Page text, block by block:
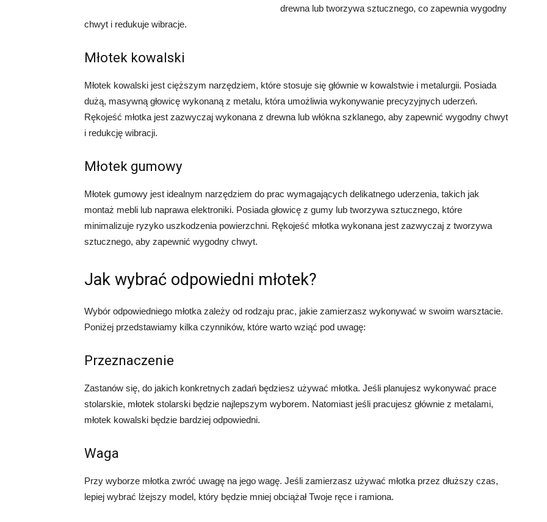
drewna lub tworzywa sztucznego, co zapewnia wygodny
chwyt i redukuje wibracje.
Młotek kowalski
Młotek kowalski jest cięższym narzędziem, które stosuje się głównie w kowalstwie i metalurgii. Posiada
dużą, masywną głowicę wykonaną z metalu, która umożliwia wykonywanie precyzyjnych uderzeń.
Rękojeść młotka jest zazwyczaj wykonana z drewna lub włókna szklanego, aby zapewnić wygodny chwyt
i redukcję wibracji.
Młotek gumowy
Młotek gumowy jest idealnym narzędziem do prac wymagających delikatnego uderzenia, takich jak
montaż mebli lub naprawa elektroniki. Posiada głowicę z gumy lub tworzywa sztucznego, które
minimalizuje ryzyko uszkodzenia powierzchni. Rękojeść młotka wykonana jest zazwyczaj z tworzywa
sztucznego, aby zapewnić wygodny chwyt.
Jak wybrać odpowiedni młotek?
Wybór odpowiedniego młotka zależy od rodzaju prac, jakie zamierzasz wykonywać w swoim warsztacie.
Poniżej przedstawiamy kilka czynników, które warto wziąć pod uwagę:
Przeznaczenie
Zastanów się, do jakich konkretnych zadań będziesz używać młotka. Jeśli planujesz wykonywać prace
stolarskie, młotek stolarski będzie najlepszym wyborem. Natomiast jeśli pracujesz głównie z metalami,
młotek kowalski będzie bardziej odpowiedni.
Waga
Przy wyborze młotka zwróć uwagę na jego wagę. Jeśli zamierzasz używać młotka przez dłuższy czas,
lepiej wybrać lżejszy model, który będzie mniej obciążał Twoje ręce i ramiona.